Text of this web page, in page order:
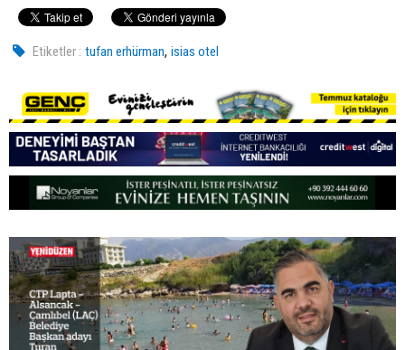
Etiketler : tufan erhürman,isias otel